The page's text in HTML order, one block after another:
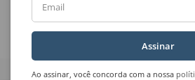
Vaso de Flores
Email
Assinar
Ao assinar, você concorda com a nossa